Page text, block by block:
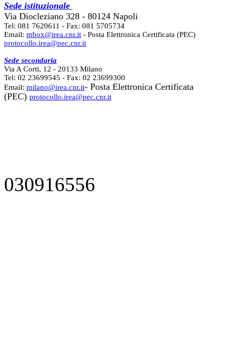
Sede istituzionale
Via Diocleziano 328 - 80124 Napoli
Tel: 081 7620611 - Fax: 081 5705734
Email: mbox@irea.cnr.it - Posta Elettronica Certificata (PEC)
protocollo.irea@pec.cnr.it
Sede secondaria
Via A Corti, 12 - 20133 Milano
Tel: 02 23699545 - Fax: 02 23699300
Email: milano@irea.cnr.it- Posta Elettronica Certificata
(PEC) protocollo.irea@pec.cnr.it
030916556